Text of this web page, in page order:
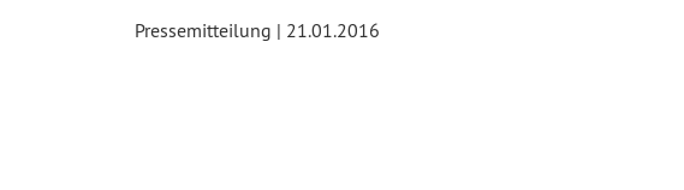
Pressemitteilung | 21.01.2016